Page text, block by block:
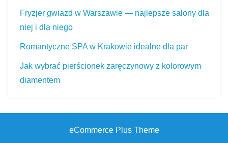
Fryzjer gwiazd w Warszawie — najlepsze salony dla
niej i dla niego
Romantyczne SPA w Krakowie idealne dla par
Jak wybrać pierścionek zaręczynowy z kolorowym
diamentem
eCommerce Plus Theme